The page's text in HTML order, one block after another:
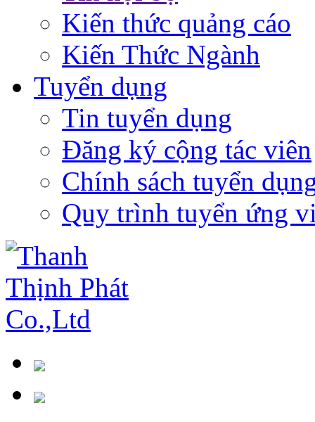
Kiến thức quảng cáo
Kiến Thức Ngành
Tuyển dụng
Tin tuyển dụng
Đăng ký cộng tác viên
Chính sách tuyển
Quy trình tuyển ứng